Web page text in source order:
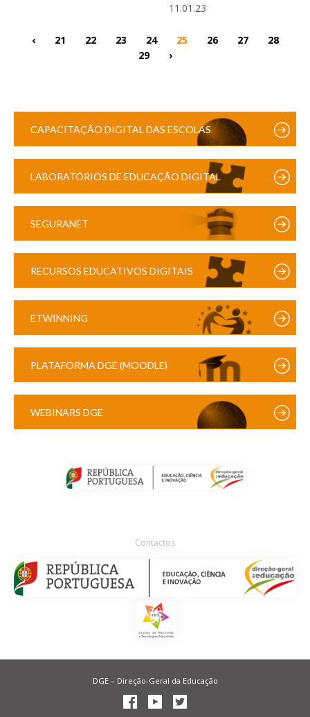
11.01.23
‹ 21 22 23 24 25 26 27
28
29
›
CAPACITAÇÃO DIGITAL DAS ESCOLAS
LABORATÓRIOS DE EDUCAÇÃO DIGITAL
SEGURANET
RECURSOS EDUCATIVOS DIGITAIS
ETWINNING
PLATAFORMA DGE (MOODLE)
WEBINARS DGE
Contactos
DGE – Direção-Geral da Educação